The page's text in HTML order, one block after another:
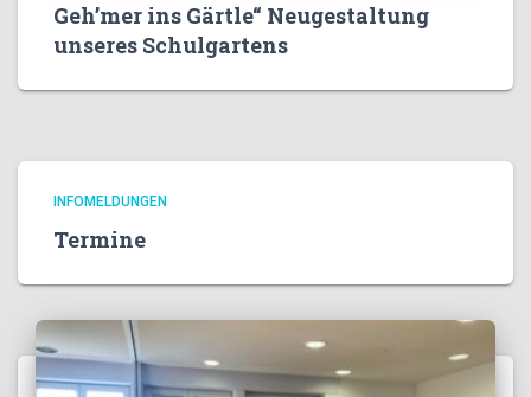
Geh’mer ins Gärtle“ Neugestaltung
unseres Schulgartens
INFOMELDUNGEN
Termine